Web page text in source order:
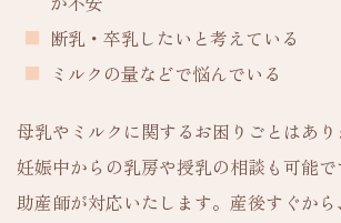
断乳・卒乳したいと考えている
ミルクの量などで悩んでいる
母乳やミルクに関するお困りごとはあり
妊娠中からの乳房や授乳の相談も可能で
助産師が対応いたします。産後すぐか